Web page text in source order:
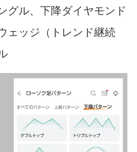
グル、下降ダイヤモンド
ェッジ（トレンド継続